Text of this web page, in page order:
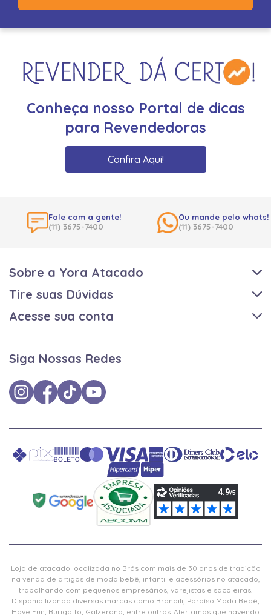
Conheça nosso Portal de dicas
para Revendedoras
Confira Aqui!
Fale com a gente!
(11) 3675-7400
Ou mande pelo whats!
(11) 3675-7400
Sobre a Yora Atacado
Tire suas Dúvidas
Acesse sua conta
Siga Nossas Redes
Loja de atacado localizada no Brás com mais de 30 anos de tradição
na venda de artigos de moda bebê, infantil e acessórios no atacado,
trabalhando com pequenos empresários, varejistas e sacoleiras.
Disponibilizando diversas marcas como Brandili, Paraíso Moda Bebê,
Have Fun, Burigotto, Galzerano, entre outras. Alertamos que havendo